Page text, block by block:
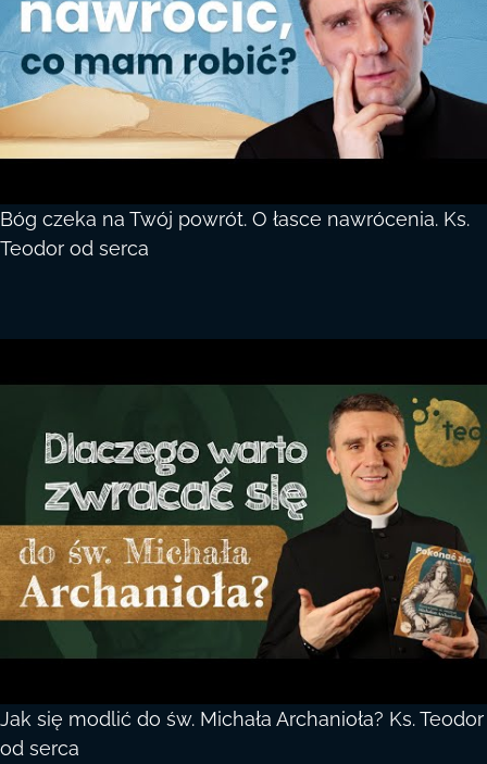
Bóg czeka na Twój powrót. O łasce nawrócenia. Ks.
Teodor od serca
Jak się modlić do św. Michała Archanioła? Ks. Teodor
od serca